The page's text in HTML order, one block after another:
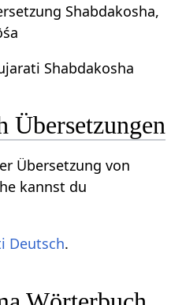
Shabdakosha,
Shabdakosha
Übersetzungen
Übersetzung von
kannst du
Deutsch.